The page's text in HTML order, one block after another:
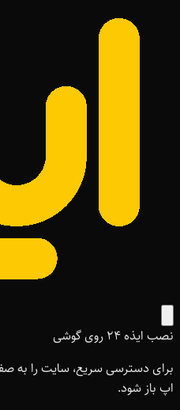
نصب ایذه ۲۴ روی گوشی
برای دسترسی سریع، سایت را به
اپ باز شود.